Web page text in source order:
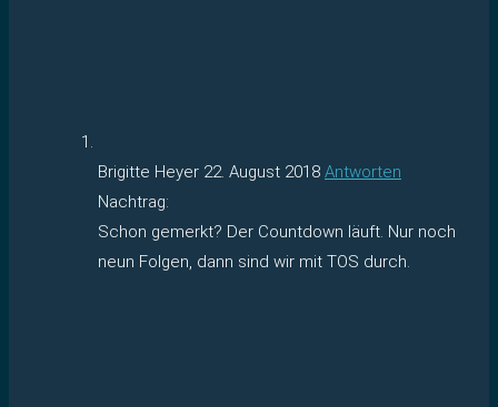
Brigitte Heyer 22. August 2018 Antworten
Nachtrag:
Schon gemerkt? Der Countdown läuft. Nur noch
neun Folgen, dann sind wir mit TOS durch.